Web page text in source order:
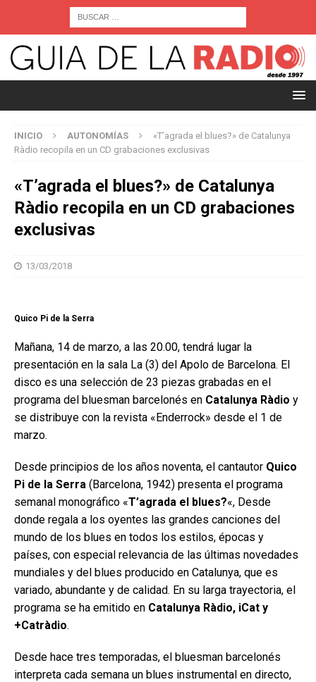
INICIO AUTONOMÍAS
«T’agrada el blues?» de Catalunya
Ràdio recopila en un CD grabaciones exclusivas
«T’agrada el blues?» de Catalunya
Ràdio recopila en un CD grabaciones
exclusivas
13/03/2018
Quico Pi de la Serra
Mañana, 14 de marzo, a las 20.00, tendrá lugar la
presentación en la sala La (3) del Apolo de Barcelona. El
disco es una selección de 23 piezas grabadas en el
programa del bluesman barcelonés en Catalunya Ràdio y
se distribuye con la revista «Enderrock» desde el 1 de
marzo.
Desde principios de los años noventa, el cantautor Quico
Pi de la Serra (Barcelona, 1942) presenta el programa
semanal monográfico «T’agrada el blues?«, Desde
donde regala a los oyentes las grandes canciones del
mundo de los blues en todos los estilos, épocas y
países, con especial relevancia de las últimas novedades
mundiales y del blues producido en Catalunya, que es
variado, abundante y de calidad. En su larga trayectoria, el
programa se ha emitido en Catalunya Ràdio, iCat y
+Catràdio.
Desde hace tres temporadas, el bluesman barcelonés
interpreta cada semana un blues instrumental en directo,